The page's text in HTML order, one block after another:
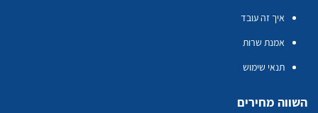
איך זה עובד
אמנת שרות
תנאי שימוש
השווה מחירים